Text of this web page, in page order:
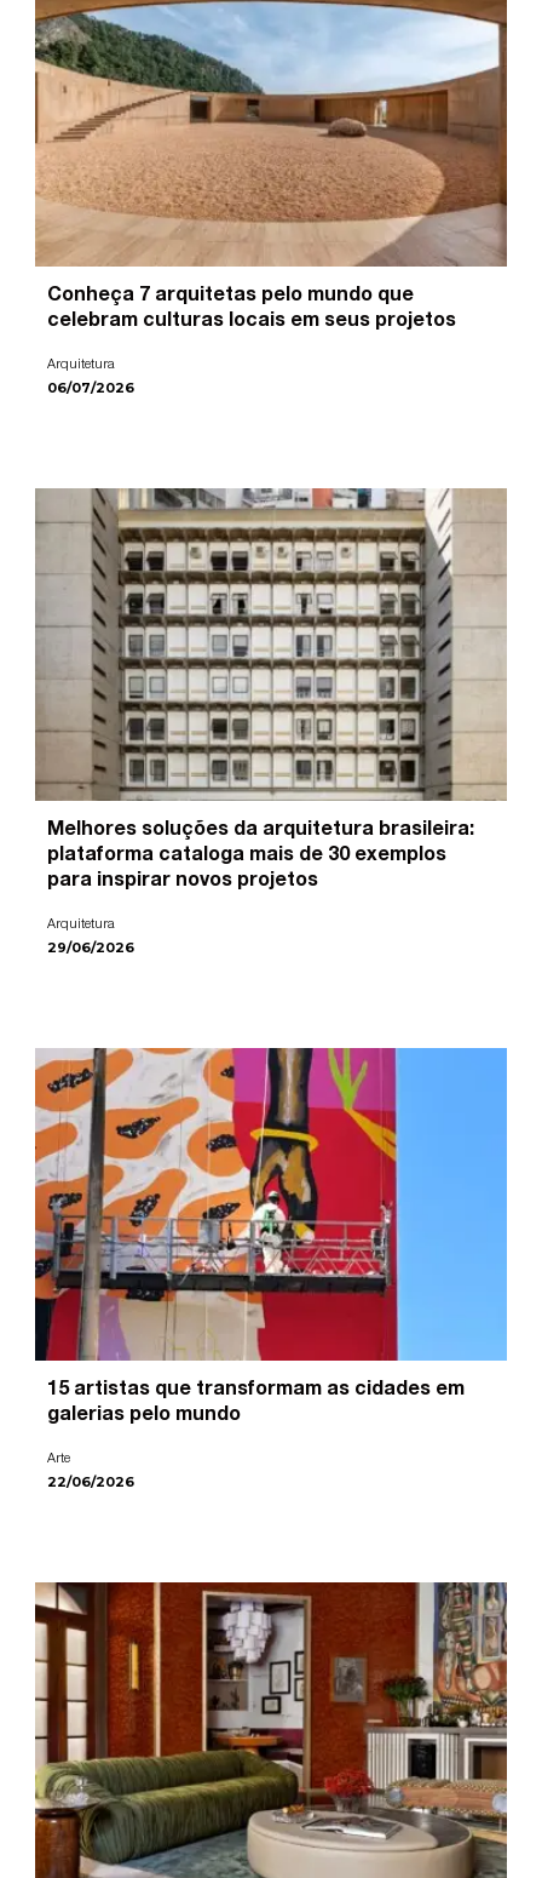
Conheça 7 arquitetas pelo mundo que
celebram culturas locais em seus projetos
Arquitetura
06/07/2026
Melhores soluções da arquitetura brasileira:
plataforma cataloga mais de 30 exemplos
para inspirar novos projetos
Arquitetura
29/06/2026
15 artistas que transformam as cidades em
galerias pelo mundo
Arte
22/06/2026